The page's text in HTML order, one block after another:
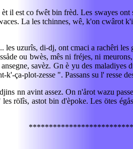
il est co fwêt bin frèd. Les swayes
La les tchinnes, wê, k'on cwârot
les uzurîs, di-dj, ont cmaci a rachêri
ou bwès, mês ni fréjes, ni
savèz. Gn è yu des maladiyes
ça-plot-zesse ". Passans su l' resse
nn avint assez. On n'årot wazu
rölîs, astot bin d'èpoke. Les ötes